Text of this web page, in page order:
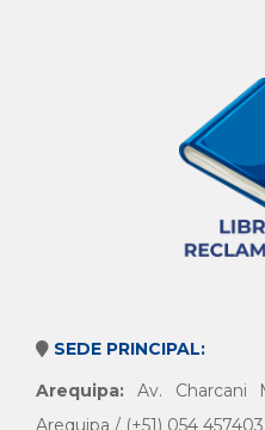
SEDE PRINCIPAL:
Arequipa: Av.
Arequipa / (+51) 054 457403